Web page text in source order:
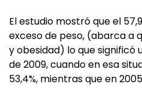
El estudio mostró que el
exceso de peso, (abarca a
y obesidad) lo que
de 2009, cuando en esa
53,4%, mientras que en